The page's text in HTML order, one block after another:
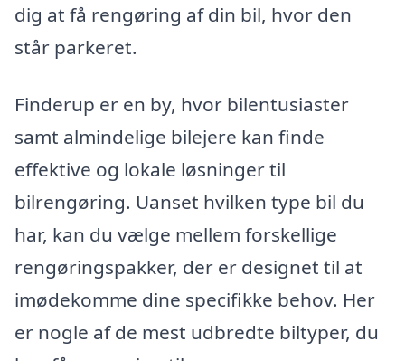
dig at få rengøring af din bil, hvor den
står parkeret.
Finderup er en by, hvor bilentusiaster
samt almindelige bilejere kan finde
effektive og lokale løsninger til
bilrengøring. Uanset hvilken type bil du
har, kan du vælge mellem forskellige
rengøringspakker, der er designet til at
imødekomme dine specifikke behov. Her
er nogle af de mest udbredte biltyper, du